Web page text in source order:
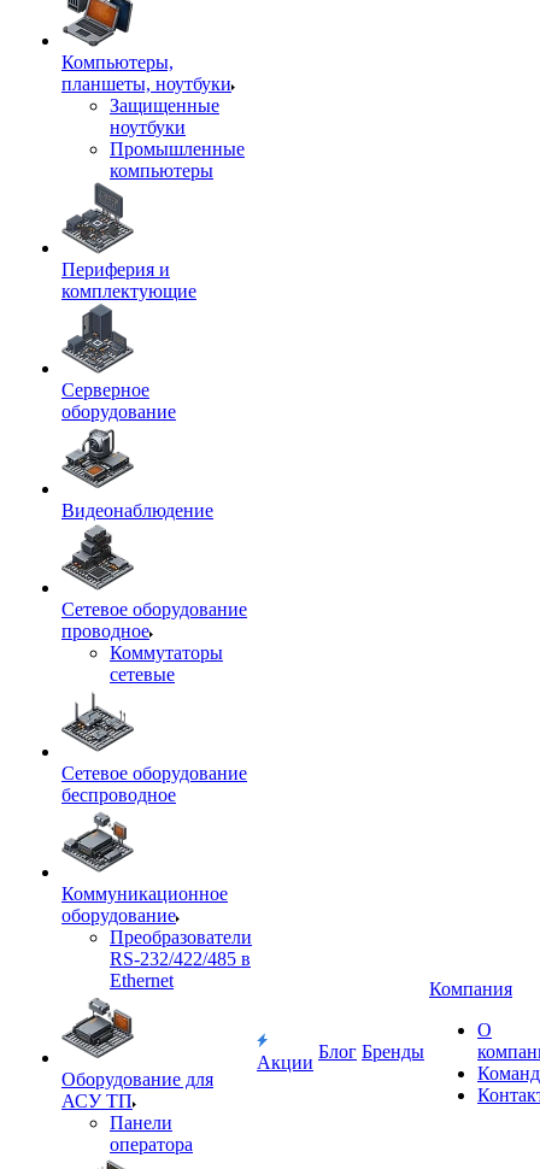
Компьютеры,
планшеты, ноутбуки
Защищенные
ноутбуки
Промышленные
компьютеры
Периферия и
комплектующие
Серверное
оборудование
Видеонаблюдение
Сетевое оборудование
проводное
Коммутаторы
сетевые
Сетевое оборудование
беспроводное
Коммуникационное
оборудование
Преобразователи
RS-232/422/485 в
Ethernet
Оборудование для
АСУ ТП
Панели
оператора
Акции
Блог Бренды
Компания
О